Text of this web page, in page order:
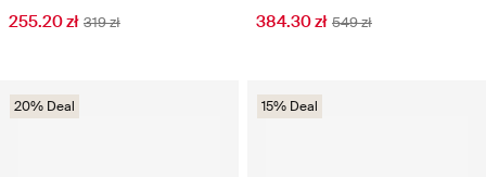
255.20 zł 319 zł 384.30 zł 549 zł
20% Deal 15% Deal